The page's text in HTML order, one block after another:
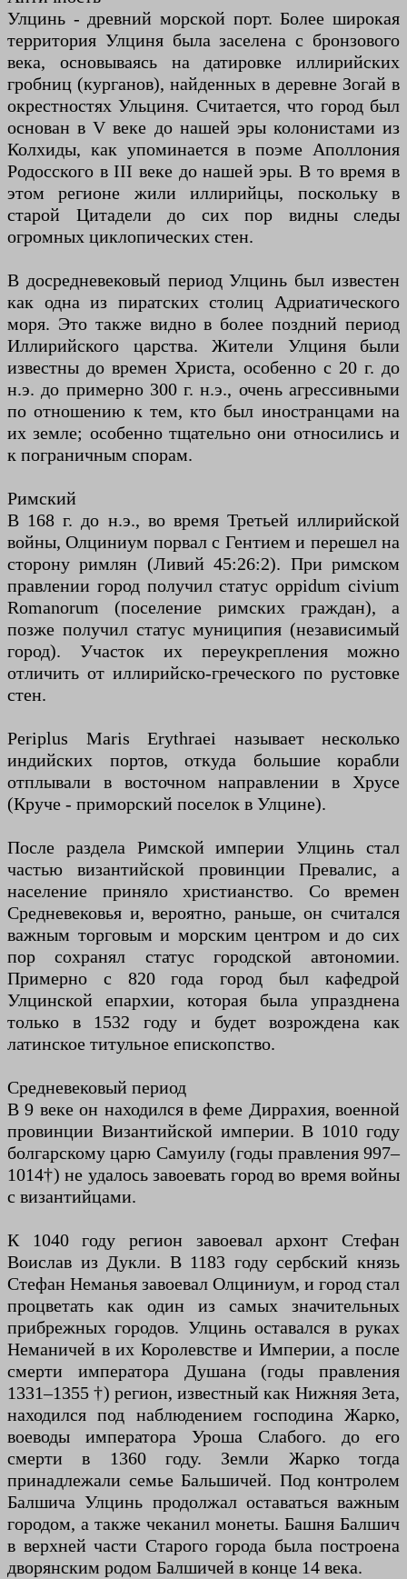
Улцинь - древний морской порт. Более широкая
территория Улциня была заселена с бронзового
века, основываясь на датировке иллирийских
гробниц (курганов), найденных в деревне Зогай в
окрестностях Ульциня. Считается, что город был
основан в V веке до нашей эры колонистами из
Колхиды, как упоминается в поэме Аполлония
Родосского в III веке до нашей эры. В то время в
этом регионе жили иллирийцы, поскольку в
старой Цитадели до сих пор видны следы
огромных циклопических стен.
В досредневековый период Улцинь был известен
как одна из пиратских столиц Адриатического
моря. Это также видно в более поздний период
Иллирийского царства. Жители Улциня были
известны до времен Христа, особенно с 20 г. до
н.э. до примерно 300 г. н.э., очень агрессивными
по отношению к тем, кто был иностранцами на
их земле; особенно тщательно они относились и
к пограничным спорам.
Римский
В 168 г. до н.э., во время Третьей иллирийской
войны, Олциниум порвал с Гентием и перешел на
сторону римлян (Ливий 45:26:2). При римском
правлении город получил статус oppidum civium
Romanorum (поселение римских граждан), а
позже получил статус муниципия (независимый
город). Участок их переукрепления можно
отличить от иллирийско-греческого по рустовке
стен.
Periplus Maris Erythraei называет несколько
индийских портов, откуда большие корабли
отплывали в восточном направлении в Хрусе
(Круче - приморский поселок в Улцине).
После раздела Римской империи Улцинь стал
частью византийской провинции Превалис, а
население приняло христианство. Со времен
Средневековья и, вероятно, раньше, он считался
важным торговым и морским центром и до сих
пор сохранял статус городской автономии.
Примерно с 820 года город был кафедрой
Улцинской епархии, которая была упразднена
только в 1532 году и будет возрождена как
латинское титульное епископство.
Средневековый период
В 9 веке он находился в феме Диррахия, военной
провинции Византийской империи. В 1010 году
болгарскому царю Самуилу (годы правления 997–
1014†) не удалось завоевать город во время войны
с византийцами.
К 1040 году регион завоевал архонт Стефан
Воислав из Дукли. В 1183 году сербский князь
Стефан Неманья завоевал Олциниум, и город стал
процветать как один из самых значительных
прибрежных городов. Улцинь оставался в руках
Неманичей в их Королевстве и Империи, а после
смерти императора Душана (годы правления
1331–1355 †) регион, известный как Нижняя Зета,
находился под наблюдением господина Жарко,
воеводы императора Уроша Слабого. до его
смерти в 1360 году. Земли Жарко тогда
принадлежали семье Бальшичей. Под контролем
Балшича Улцинь продолжал оставаться важным
городом, а также чеканил монеты. Башня Балшич
в верхней части Старого города была построена
дворянским родом Балшичей в конце 14 века.